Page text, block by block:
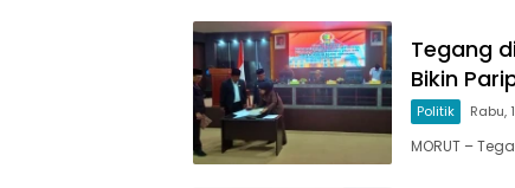
Tegang
Bikin
Politik Rabu,
MORUT –